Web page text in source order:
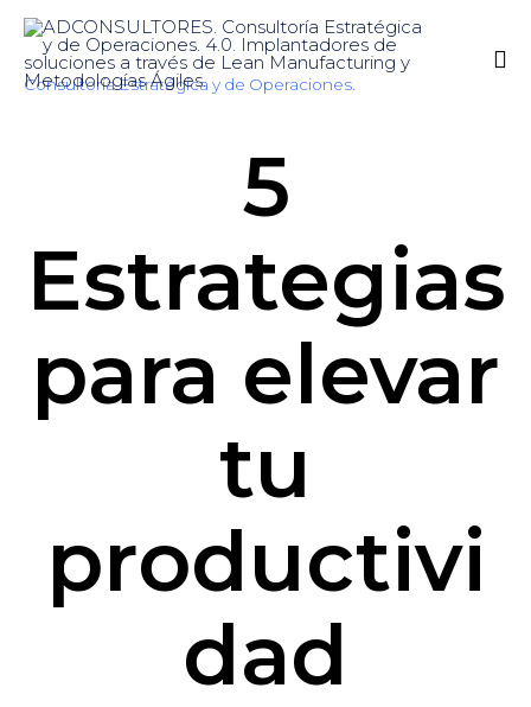
Consultoría Estratégica y de Operaciones.
5
Estrategias
para elevar
tu
productivi
dad